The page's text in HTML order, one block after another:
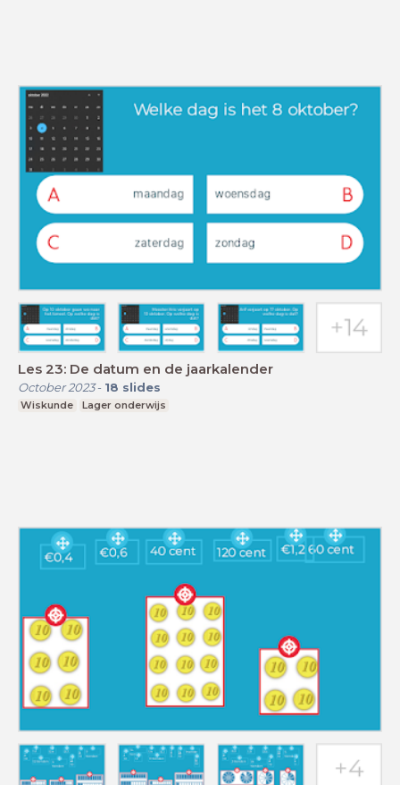
Les 23: De datum en de jaarkalender
October 2023- 18 slides
Wiskunde Lager onderwijs